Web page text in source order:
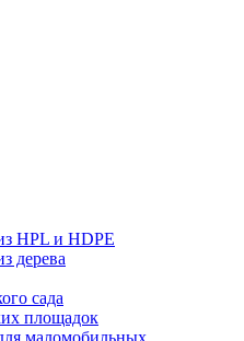
HPL и HDPE
дерева
сада
площадок
маломобильных